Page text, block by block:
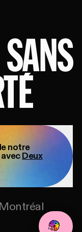
SANS
notre
avecDeux